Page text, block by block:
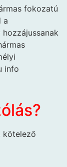
fokozatú
a
info
kötelező